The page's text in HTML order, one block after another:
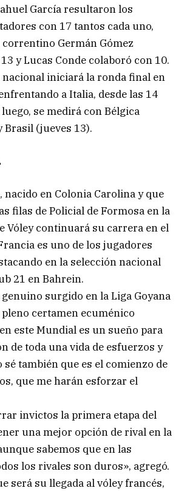
García resultaron los
con 17 tantos cada uno,
Germán Gómez
y Lucas Conde colaboró con 10.
nacional iniciará la ronda final en
a Italia, desde las 14
se medirá con Bélgica
Brasil (jueves 13).
nacido en Colonia Carolina y que
filas de Policial de Formosa en la
Vóley continuará su carrera en el
es uno de los jugadores
en la selección nacional
21 en Bahrein.
surgido en la Liga Goyana
pleno certamen ecuménico
este Mundial es un sueño para
de toda una vida de esfuerzos y
también que es el comienzo de
que me harán esforzar el
invictos la primera etapa del
una mejor opción de rival en la
sabemos que en las
los rivales son duros», agregó.
será su llegada al vóley francés,